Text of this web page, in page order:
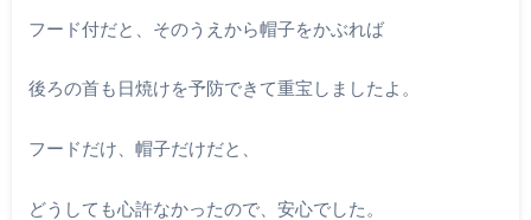
フード付だと、そのうえから帽子をかぶれば
後ろの首も日焼けを予防できて重宝しましたよ。
フードだけ、帽子だけだと、
どうしても心許なかったので、安心でした。